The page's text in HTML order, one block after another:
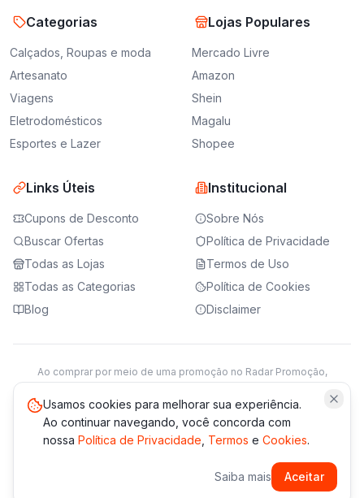
Categorias
Calçados, Roupas e moda
Artesanato
Viagens
Eletrodomésticos
Esportes e Lazer
Lojas Populares
Mercado Livre
Amazon
Shein
Magalu
Shopee
Links Úteis
Cupons de Desconto
Buscar Ofertas
Todas as Lojas
Todas as Categorias
Blog
Institucional
Sobre Nós
Política de Privacidade
Termos de Uso
Política de Cookies
Disclaimer
Ao comprar por meio de uma promoção no Radar Promoção,
Saiba mais
*Os preços e disponibilidade podem variar. Verifique sempre
Usamos cookies para melhorar sua experiência.
Ao continuar navegando, você concorda com
nossa Política de Privacidade Termos e Cookies.
Saiba mais Aceitar